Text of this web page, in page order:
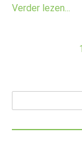
Verder lezen...
1